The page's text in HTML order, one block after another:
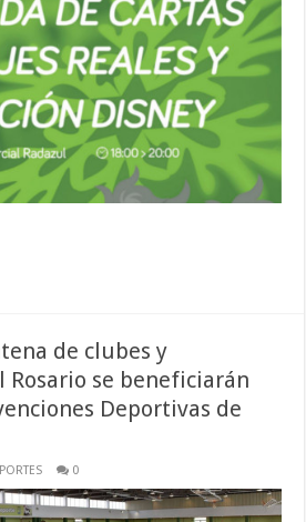
de clubes y
Rosario se beneficiarán
Deportivas de
0